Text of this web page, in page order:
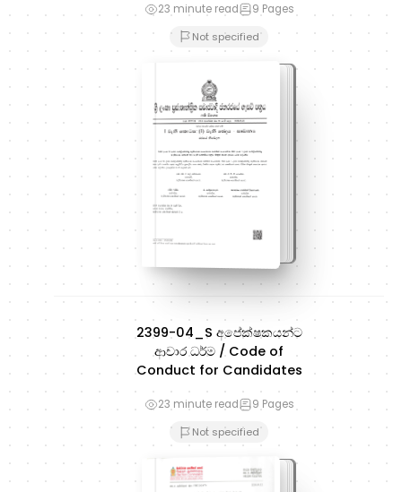
23 minute read 9 Pages
Not specified
2399-04_S අපේක්ෂකයන්ට
ආචාර ධර්ම / Code of
Conduct for Candidates
23 minute read 9 Pages
Not specified